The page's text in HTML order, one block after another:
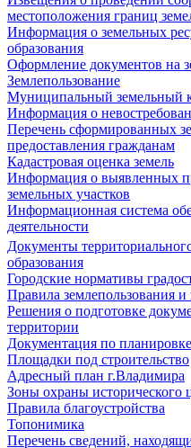
местоположения границ
Информация о земельных
образования
Оформление документов на
Землепользование
Муниципальный земельный
Информация о
Перечень сформированных
предоставления гражданам
Кадастровая оценка земель
Информация о выявленных
земельных участков
Информационная система
деятельности
Документы
образования
Городские нормативы
Правила землепользования и
Решения о подготовке
территории
Документация по
Площадки под строительство
Адресный план г.Владимира
Зоны охраны исторического
Правила благоустройства
Топонимика
Перечень сведений,